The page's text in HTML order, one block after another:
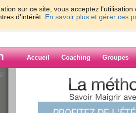
sur ce site, vous acceptez
d'intérêt. En savoir plus et gérer ces
Accueil Coaching Groupes
>
Blog de Tam9